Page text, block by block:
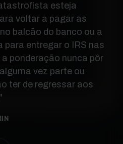
esteja
voltar a pagar as
balcão do banco ou a
para entregar o IRS nas
ponderação nunca pôr
vez parte ou
ter de regressar aos